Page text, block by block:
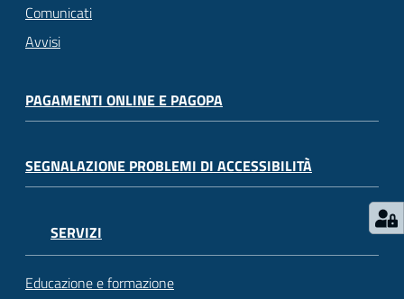
Comunicati
Avvisi
PAGAMENTI ONLINE E PAGOPA
SEGNALAZIONE PROBLEMI DI ACCESSIBILITÀ
SERVIZI
Educazione e formazione